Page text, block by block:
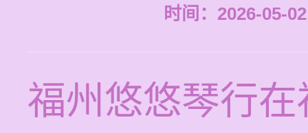
时间：2026-05-
福州悠悠琴行